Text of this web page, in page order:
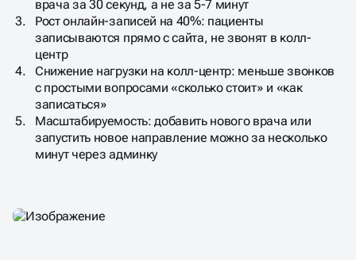
врача за 30 секунд, а не за 5-7 минут
Рост онлайн-записей на 40%: пациенты
записываются прямо с сайта, не звонят в колл-
центр
Снижение нагрузки на колл-центр: меньше звонков
с простыми вопросами «сколько стоит» и «как
записаться»
Масштабируемость: добавить нового врача или
запустить новое направление можно за несколько
минут через админку